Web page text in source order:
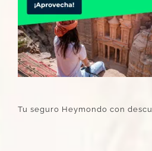
Tu seguro Heymondo con